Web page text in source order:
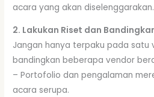
acara yang akan diselenggarakan.
2. Lakukan Riset dan
Jangan hanya terpaku pada satu
bandingkan beberapa vendor
– Portofolio dan pengalaman
acara serupa.